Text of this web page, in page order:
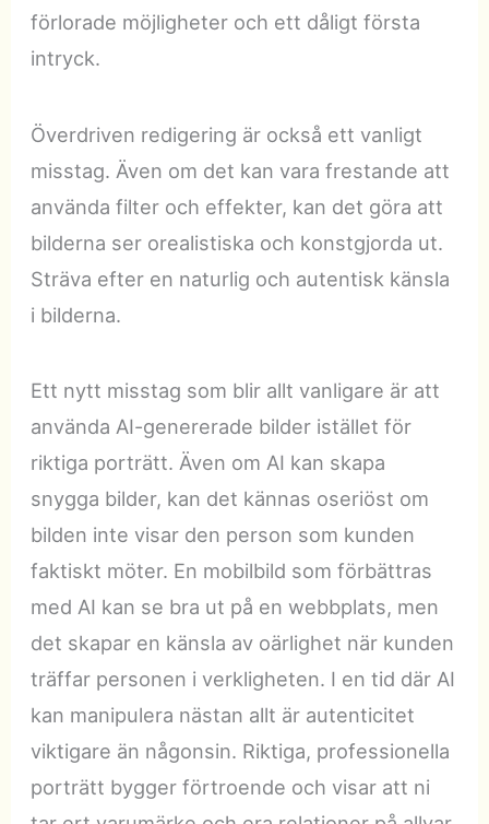
förlorade möjligheter och ett dåligt första
intryck.
Överdriven redigering är också ett vanligt
misstag. Även om det kan vara frestande att
använda filter och effekter, kan det göra att
bilderna ser orealistiska och konstgjorda ut.
Sträva efter en naturlig och autentisk känsla
i bilderna.
Ett nytt misstag som blir allt vanligare är att
använda AI-genererade bilder istället för
riktiga porträtt. Även om AI kan skapa
snygga bilder, kan det kännas oseriöst om
bilden inte visar den person som kunden
faktiskt möter. En mobilbild som förbättras
med AI kan se bra ut på en webbplats, men
det skapar en känsla av oärlighet när kunden
träffar personen i verkligheten. I en tid där AI
kan manipulera nästan allt är autenticitet
viktigare än någonsin. Riktiga, professionella
porträtt bygger förtroende och visar att ni